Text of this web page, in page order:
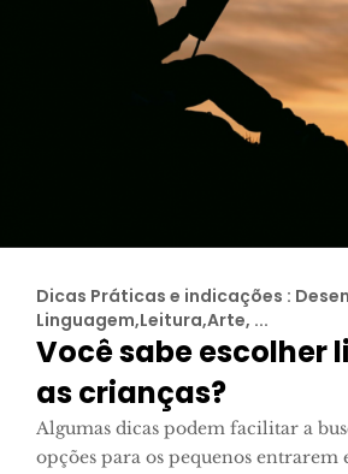
Dicas Práticas e indicações :
Linguagem,Leitura,Arte, ...
Você sabe escolher
as crianças?
Algumas dicas podem facilitar a
opções para os pequenos